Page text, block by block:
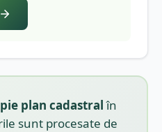
plan cadastralîn
sunt procesate de